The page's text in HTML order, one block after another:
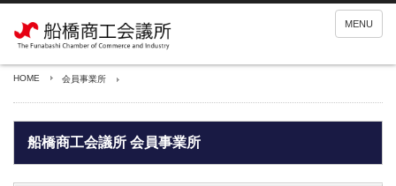
MENU
HOME 会員事業所
船橋商工会議所 会員事業所